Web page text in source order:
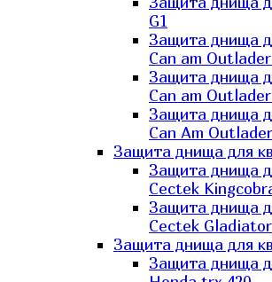
G1
Защита днища
Can am
Защита днища
Can am
Защита днища
Can Аm
Защита днища для
Защита днища
Cectek
Защита днища
Cectek Gladiator
Защита днища для
Защита днища